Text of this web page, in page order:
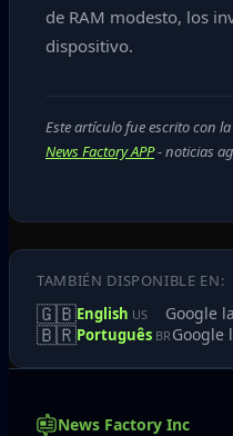
de RAM modesto, los
dispositivo.
Este artículo fue escrito con
News Factory APP- noticias
TAMBIÉN DISPONIBLE EN:
🇬🇧English US Google
🇧🇷Português BR Google
News Factory Inc